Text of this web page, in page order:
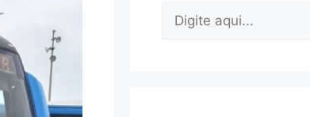
Pesquisar